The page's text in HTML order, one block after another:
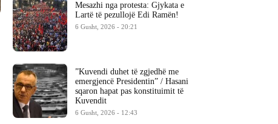
Mesazhi nga protesta: Gjykata e
Lartë të pezullojë Edi Ramën!
6 Gusht, 2026 - 20:21
​”Kuvendi duhet të zgjedhë me
emergjencë Presidentin” / Hasani
sqaron hapat pas konstituimit të
Kuvendit
6 Gusht, 2026 - 12:43